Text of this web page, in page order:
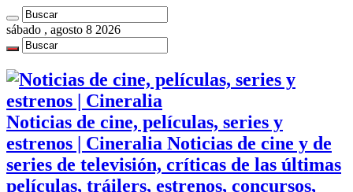
sábado , agosto 8 2026
Noticias de cine, películas, series y
estrenos | Cineralia Noticias de cine y de
series de televisión, críticas de las últimas
películas, tráilers, estrenos, concursos,